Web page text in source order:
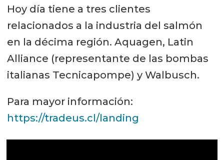
Hoy día tiene a tres clientes
relacionados a la industria del salmón
en la décima región. Aquagen, Latin
Alliance (representante de las bombas
italianas Tecnicapompe) y Walbusch.
Para mayor información:
https://tradeus.cl/landing